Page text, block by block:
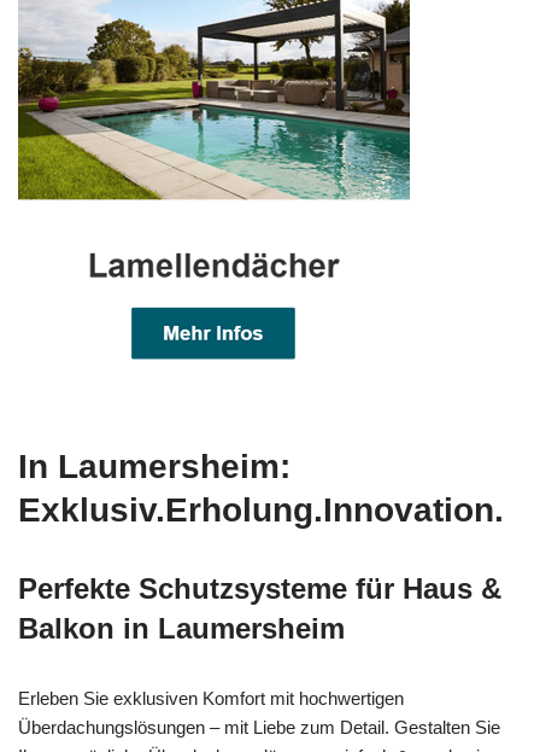
In Laumersheim:
Exklusiv.Erholung.Innovation.
Perfekte Schutzsysteme für Haus &
Balkon in Laumersheim
Erleben Sie exklusiven Komfort mit hochwertigen
Überdachungslösungen – mit Liebe zum Detail. Gestalten Sie